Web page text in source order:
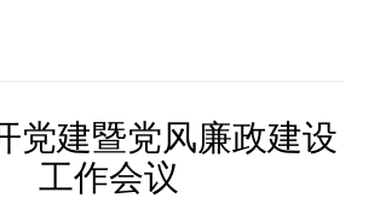
党建暨党风廉政建设
工作会议